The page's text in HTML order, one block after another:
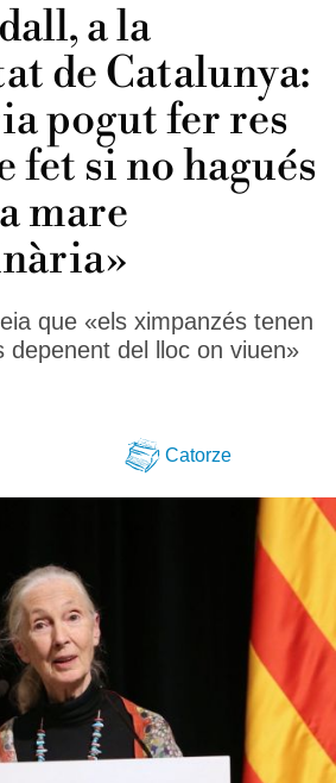
a la
de Catalunya:
pogut fer res
fet si no hagués
mare
que «els ximpanzés tenen
depenent del lloc on viuen»
Catorze